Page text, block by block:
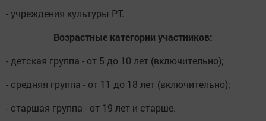
- учреждения культуры РТ.
Возрастные категории участников:
- детская группа - от 5 до 10 лет (включительно);
- средняя группа - от 11 до 18 лет (включительно);
- старшая группа - от 19 лет и старше.